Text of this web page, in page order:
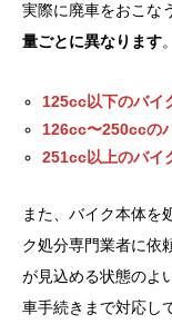
実際に廃車をおこな
量ごとに異なります。
125cc以下のバイ
126cc〜250ccの
251cc以上のバイ
また、バイク本体を
ク処分専門業者に依
が見込める状態のよ
車手続きまで対応し